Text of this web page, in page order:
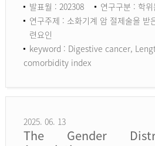
발표월 : 202308
연구구분 : 학위
연구주제 : 소화기계 암 절제술을 받
련요인
keyword : Digestive cancer,
comorbidity index
2025. 06. 13
The Gender